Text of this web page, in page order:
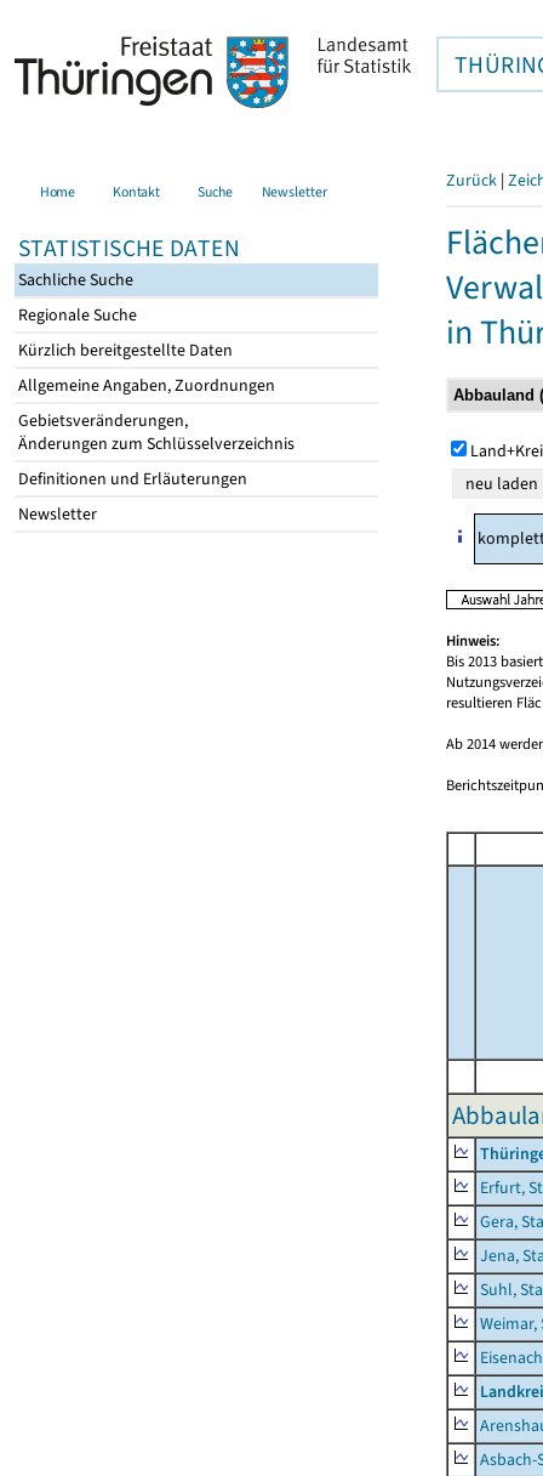
Home Kontakt Suche Newsletter
STATISTISCHE DATEN
Sachliche Suche
Regionale Suche
Kürzlich bereitgestellte Daten
Allgemeine Angaben, Zuordnungen
Gebietsveränderungen,
Änderungen zum Schlüsselverzeichnis
Definitionen und Erläuterungen
Newsletter
Zurück |
in
Hinweis:
Bis 2013
resultieren
Ab 2014
Erfurt,
Gera,
Jena,
Suhl,
Weimar,
Asbach-